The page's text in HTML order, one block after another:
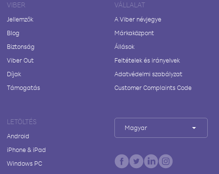
VIBER
Jellemzők
Blog
Biztonság
Viber Out
Díjak
Támogatás
VÁLLALAT
A Viber névjegye
Márkaközpont
Állások
Feltételek és irányelvek
Adatvédelmi szabályzat
Customer Complaints Code
LETÖLTÉS
Android
iPhone & iPad
Windows PC
Magyar